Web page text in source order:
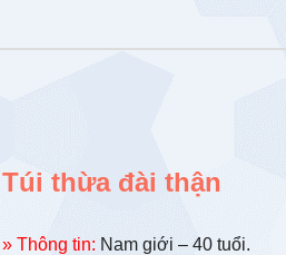
Túi thừa đài thận
» Thông tin: Nam giới – 40 tuổi.